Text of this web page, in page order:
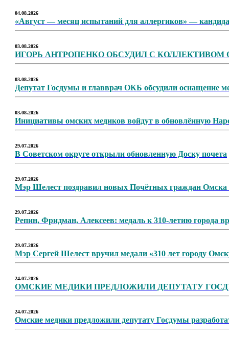
04.08.2026
«Август — месяц испытаний для аллергиков» —
03.08.2026
ИГОРЬ АНТРОПЕНКО ОБСУДИЛ С
03.08.2026
Депутат Госдумы и главврач ОКБ обсудили оснащение
03.08.2026
Инициативы омских медиков войдут в обновлённую
29.07.2026
В Советском округе открыли обновленную Доску почета
29.07.2026
Мэр Шелест поздравил новых Почётных граждан Омска
29.07.2026
Репин, Фридман, Алексеев: медаль к 310-летию города
29.07.2026
Мэр Сергей Шелест вручил медали «310 лет городу
24.07.2026
ОМСКИЕ МЕДИКИ ПРЕДЛОЖИЛИ ДЕПУТАТУ
24.07.2026
Омские медики предложили депутату Госдумы